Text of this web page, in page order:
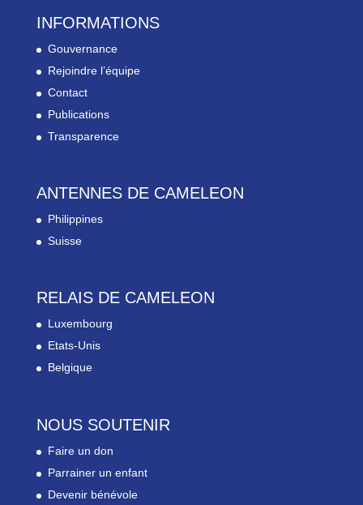
INFORMATIONS
Gouvernance
Rejoindre l’équipe
Contact
Publications
Transparence
ANTENNES DE CAMELEON
Philippines
Suisse
RELAIS DE CAMELEON
Luxembourg
Etats-Unis
Belgique
NOUS SOUTENIR
Faire un don
Parrainer un enfant
Devenir bénévole